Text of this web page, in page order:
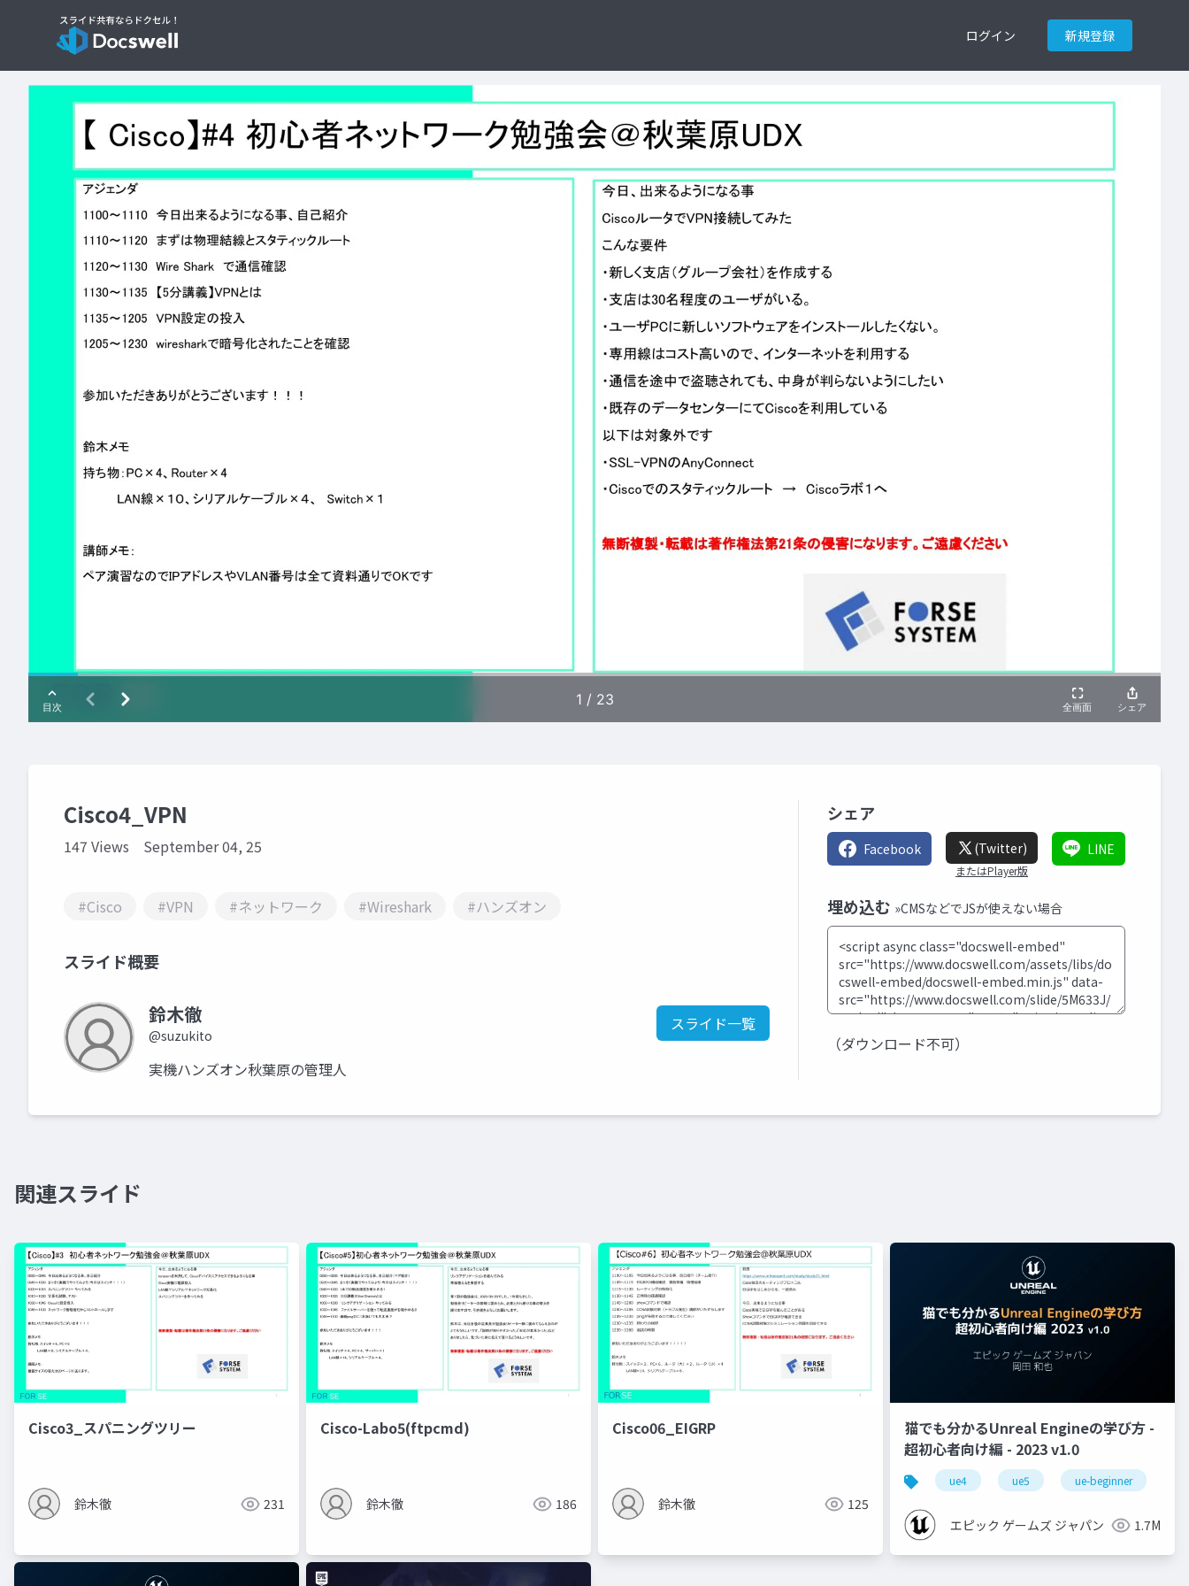
ログイン 新規登録
Cisco4_VPN
147 Views September 04, 25
#Cisco #VPN #ネットワーク #Wireshark #ハンズオン
スライド概要
鈴木徹
@suzukito
スライド一覧
実機ハンズオン秋葉原の管理人
シェア
Facebook (Twitter)
またはPlayer版
LINE
埋め込む »CMSなどでJSが使えない場合
（ダウンロード不可）
関連スライド
Cisco3_スパニングツリー
鈴木徹 231
Cisco-Labo5(ftpcmd)
鈴木徹 186
Cisco06_EIGRP
鈴木徹 125
猫でも分かるUnreal Engineの学び方 -
超初心者向け編 - 2023 v1.0
ue4 ue5 ue-beginner
エピック ゲームズ ジャパン 1.7M